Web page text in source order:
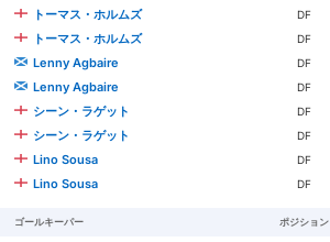
トーマス・ホルムズ
DF
トーマス・ホルムズ
DF
Lenny Agbaire
DF
Lenny Agbaire
DF
シーン・ラゲット
DF
シーン・ラゲット
DF
Lino Sousa
DF
Lino Sousa
DF
ゴールキーパー ポジション